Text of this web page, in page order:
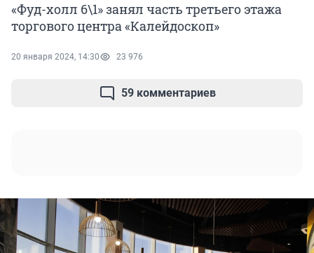
«Фуд-холл 6\1» занял часть третьего этажа
торгового центра «Калейдоскоп»
20 января 2024, 14:30 23 976
59 комментариев